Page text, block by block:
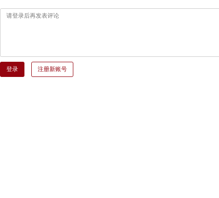
登录 注册新账号